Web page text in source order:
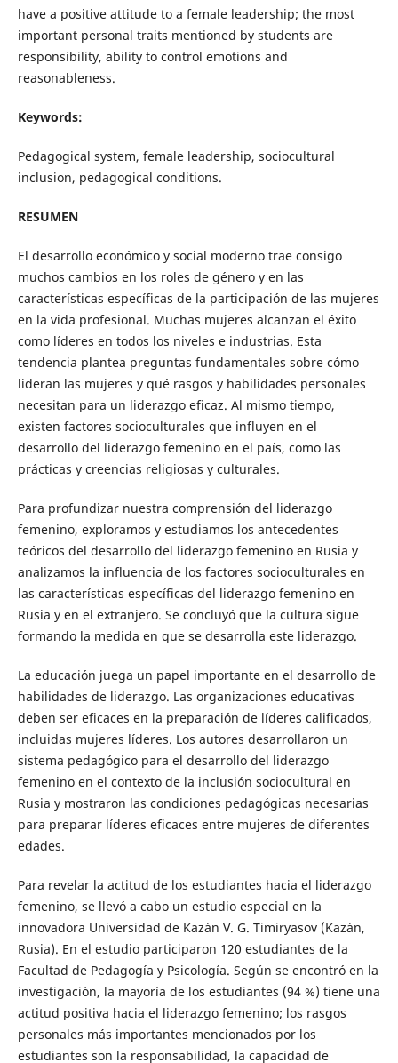
have a positive attitude to a female leadership; the most
important personal traits mentioned by students are
responsibility, ability to control emotions and
reasonableness.
Keywords:
Pedagogical system, female leadership, sociocultural
inclusion, pedagogical conditions.
RESUMEN
El desarrollo económico y social moderno trae consigo
muchos cambios en los roles de género y en las
características específicas de la participación de las mujeres
en la vida profesional. Muchas mujeres alcanzan el éxito
como líderes en todos los niveles e industrias. Esta
tendencia plantea preguntas fundamentales sobre cómo
lideran las mujeres y qué rasgos y habilidades personales
necesitan para un liderazgo eficaz. Al mismo tiempo,
existen factores socioculturales que influyen en el
desarrollo del liderazgo femenino en el país, como las
prácticas y creencias religiosas y culturales.
Para profundizar nuestra comprensión del liderazgo
femenino, exploramos y estudiamos los antecedentes
teóricos del desarrollo del liderazgo femenino en Rusia y
analizamos la influencia de los factores socioculturales en
las características específicas del liderazgo femenino en
Rusia y en el extranjero. Se concluyó que la cultura sigue
formando la medida en que se desarrolla este liderazgo.
La educación juega un papel importante en el desarrollo de
habilidades de liderazgo. Las organizaciones educativas
deben ser eficaces en la preparación de líderes calificados,
incluidas mujeres líderes. Los autores desarrollaron un
sistema pedagógico para el desarrollo del liderazgo
femenino en el contexto de la inclusión sociocultural en
Rusia y mostraron las condiciones pedagógicas necesarias
para preparar líderes eficaces entre mujeres de diferentes
edades.
Para revelar la actitud de los estudiantes hacia el liderazgo
femenino, se llevó a cabo un estudio especial en la
innovadora Universidad de Kazán V. G. Timiryasov (Kazán,
Rusia). En el estudio participaron 120 estudiantes de la
Facultad de Pedagogía y Psicología. Según se encontró en la
investigación, la mayoría de los estudiantes (94 %) tiene una
actitud positiva hacia el liderazgo femenino; los rasgos
personales más importantes mencionados por los
estudiantes son la responsabilidad, la capacidad de